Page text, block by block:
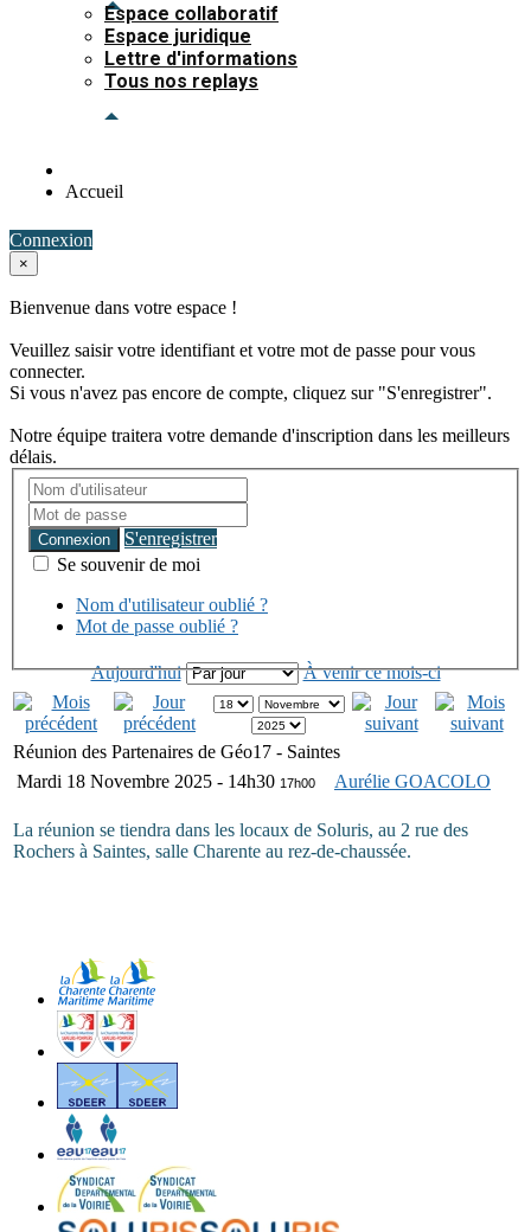
Espace collaboratif
Espace juridique
Lettre d'informations
Tous nos replays
Accueil
Connexion
×
Bienvenue dans votre espace !
Veuillez saisir votre identifiant et votre mot de passe pour vous
connecter.
Si vous n'avez pas encore de compte, cliquez sur "S'enregistrer".
Notre équipe traitera votre demande d'inscription dans les meilleurs
délais.
Connexion
S'enregistrer
Se souvenir de moi
Nom d'utilisateur oublié ?
Mot de passe oublié ?
Aujourd'hui À venir ce mois-ci
Réunion des Partenaires de Géo17 - Saintes
Mardi 18 Novembre 2025 - 14h30 17h00 Aurélie GOACOLO
La réunion se tiendra dans les locaux de Soluris, au 2 rue des
Rochers à Saintes, salle Charente au rez-de-chaussée.